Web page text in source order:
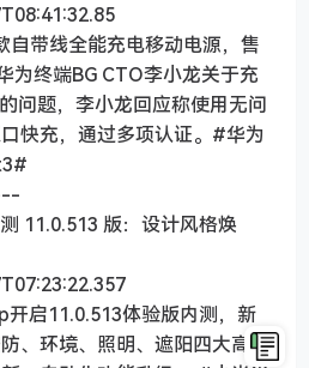
自带线全能充电移动电源，售
为终端BG CTO李小龙关于充
问题，李小龙回应称使用无问
快充，通过多项认证。#华为
11.0.513 版：设计风格焕
启11.0.513体验版内测，新
、环境、照明、遮阳四大高频